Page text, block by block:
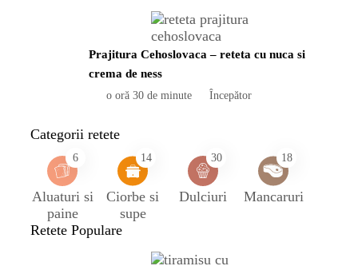
Prajitura Cehoslovaca – reteta cu nuca si
crema de ness
o oră 30 de minute Începător
Categorii retete
6
Aluaturi si
paine
14
Ciorbe si
supe
30
Dulciuri
18
Mancaruri
Retete Populare